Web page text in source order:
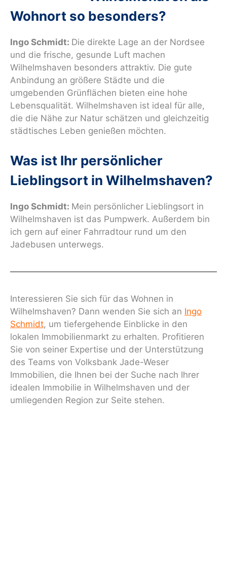
Wohnort so besonders?
Ingo Schmidt: Die direkte Lage an der Nordsee
und die frische, gesunde Luft machen
Wilhelmshaven besonders attraktiv. Die gute
Anbindung an größere Städte und die
umgebenden Grünflächen bieten eine hohe
Lebensqualität. Wilhelmshaven ist ideal für alle,
die die Nähe zur Natur schätzen und gleichzeitig
städtisches Leben genießen möchten.
Was ist Ihr persönlicher
Lieblingsort in Wilhelmshaven?
Ingo Schmidt: Mein persönlicher Lieblingsort in
Wilhelmshaven ist das Pumpwerk. Außerdem bin
ich gern auf einer Fahrradtour rund um den
Jadebusen unterwegs.
Interessieren Sie sich für das Wohnen in
Wilhelmshaven? Dann wenden Sie sich an Ingo
Schmidt, um tiefergehende Einblicke in den
lokalen Immobilienmarkt zu erhalten. Profitieren
Sie von seiner Expertise und der Unterstützung
des Teams von Volksbank Jade-Weser
Immobilien, die Ihnen bei der Suche nach Ihrer
idealen Immobilie in Wilhelmshaven und der
umliegenden Region zur Seite stehen.